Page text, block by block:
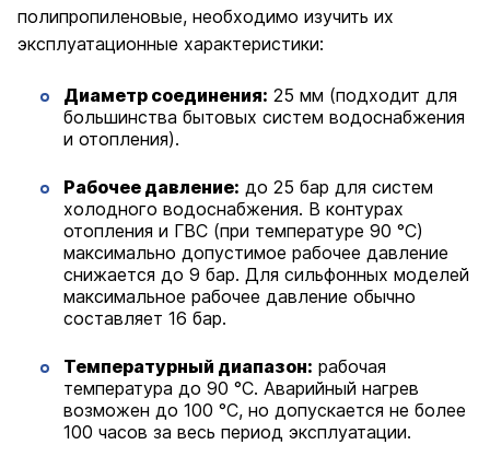
полипропиленовые, необходимо изучить их
эксплуатационные характеристики:
Диаметр соединения: 25 мм (подходит для
большинства бытовых систем водоснабжения
и отопления).
Рабочее давление: до 25 бар для систем
холодного водоснабжения. В контурах
отопления и ГВС (при температуре 90 °C)
максимально допустимое рабочее давление
снижается до 9 бар. Для сильфонных моделей
максимальное рабочее давление обычно
составляет 16 бар.
Температурный диапазон: рабочая
температура до 90 °C. Аварийный нагрев
возможен до 100 °C, но допускается не более
100 часов за весь период эксплуатации.